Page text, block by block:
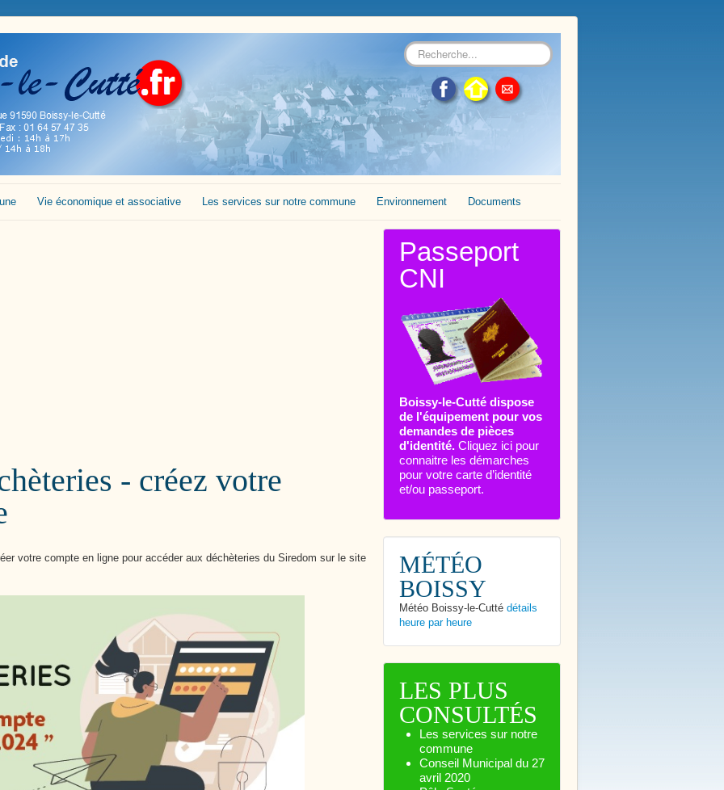
Rechercher
Vie économique et associative Les services sur notre commune Environnement Documents
- créez votre
votre compte en ligne pour accéder aux déchèteries du Siredom sur le site
Passeport
CNI
Boissy-le-Cutté dispose
de l'équipement pour vos
demandes de pièces
d'identité. Cliquez ici pour
connaitre les démarches
pour votre carte d’identité
et/ou passeport.
MÉTÉO
BOISSY
Météo Boissy-le-Cutté détails
heure par heure
LES PLUS
CONSULTÉS
Les services sur notre
commune
Conseil Municipal du 27
avril 2020